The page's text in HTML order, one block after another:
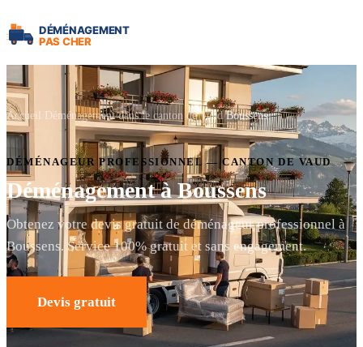
Accueil Déménagement dans le canton de Vaud Boussens
DÉMÉNAGEUR PROFESSIONNEL — CANTON DE VAUD
Déménagement à Boussens
Obtenez votre devis gratuit de déménageur professionnel à
Boussens. Service 100% gratuit et sans engagement.
Devis gratuit